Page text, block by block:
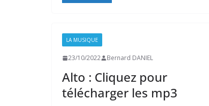
LA MUSIQUE
23/10/2022 Bernard DANIEL
Alto : Cliquez pour
télécharger les mp3